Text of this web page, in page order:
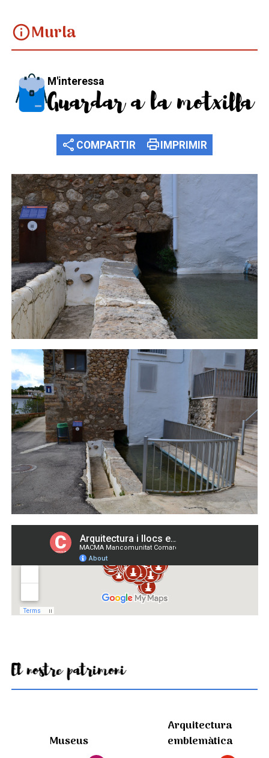
infoMurla
M'interessa
Guardar a la motxilla
share COMPARTIR printIMPRIMIR
El nostre patrimoni
Museus
Arquitectura
emblemàtica